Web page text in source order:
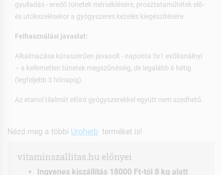
gyulladás - eredő tünetek mérséklésére, prosztataműtétek elő-
és utókezelésekor a gyógyszeres kezelés kiegészítésére.
Felhasználási javaslat:
Alkalmazása kúraszerűen javasolt - naponta 3x1 evőkanálnyi
– a kellemetlen tünetek megszűnéséig, de legalább 6 hétig
(legfeljebb 3 hónapig).
Az etanol tilalmát előíró gyógyszerekkel együtt nem szedhető.
Nézd meg a többi Uroherb terméket is!
vitaminszallitas.hu előnyei
Ingyenes kiszállítás 18000 Ft-tól 8 kg alatt